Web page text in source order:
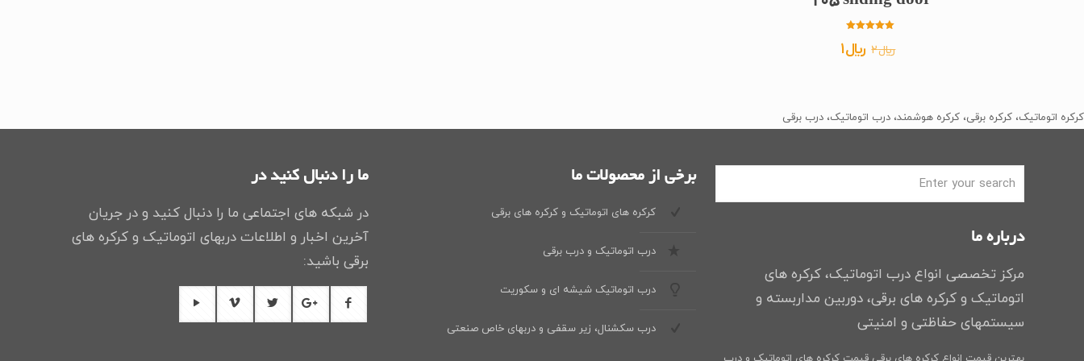
5.00
از 5 ﷼2 قیمت
بود.
﷼1قیمت
است.
کرکره اتوماتیک، کرکره برقی، کرکره هوشمند، درب اتوماتیک، درب برقی
درباره ما
مرکز تخصصی انواع درب اتوماتیک، کرکره های
اتوماتیک و کرکره های برقی، دوربین مداربسته و
سیستمهای حفاظتی و امنیتی
برخی از محصولات ما
کرکره های اتوماتیک و کرکره های برقی
درب اتوماتیک و درب برقی
درب اتوماتیک شیشه ای و سکوریت
درب سکشنال، زیر سقفی و دربهای خاص صنعتی
ما را دنبال کنید در
در شبکه های اجتماعی ما را دنبال کنید و در جریان
آخرین اخبار و اطلاعات دربهای اتوماتیک و کرکره های
برقی باشید: